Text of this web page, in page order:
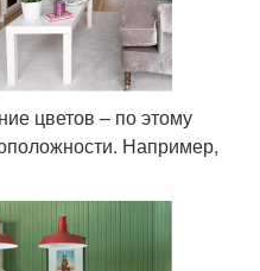
цветов – по этому
Например,